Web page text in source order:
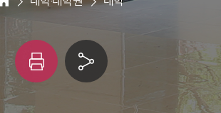
HOME
쇄
크